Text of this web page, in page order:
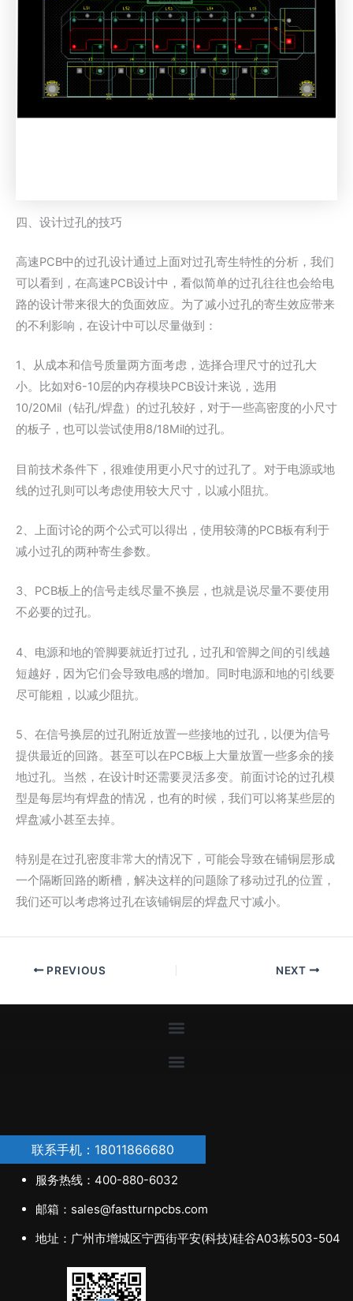
四、设计过孔的技巧
高速PCB中的过孔设计通过上面对过孔寄生特性的分析，我们
可以看到，在高速PCB设计中，看似简单的过孔往往也会给电
路的设计带来很大的负面效应。为了减小过孔的寄生效应带来
的不利影响，在设计中可以尽量做到：
1、从成本和信号质量两方面考虑，选择合理尺寸的过孔大
小。比如对6-10层的内存模块PCB设计来说，选用
10/20Mil（钻孔/焊盘）的过孔较好，对于一些高密度的小尺寸
的板子，也可以尝试使用8/18Mil的过孔。
目前技术条件下，很难使用更小尺寸的过孔了。对于电源或地
线的过孔则可以考虑使用较大尺寸，以减小阻抗。
2、上面讨论的两个公式可以得出，使用较薄的PCB板有利于
减小过孔的两种寄生参数。
3、PCB板上的信号走线尽量不换层，也就是说尽量不要使用
不必要的过孔。
4、电源和地的管脚要就近打过孔，过孔和管脚之间的引线越
短越好，因为它们会导致电感的增加。同时电源和地的引线要
尽可能粗，以减少阻抗。
5、在信号换层的过孔附近放置一些接地的过孔，以便为信号
提供最近的回路。甚至可以在PCB板上大量放置一些多余的接
地过孔。当然，在设计时还需要灵活多变。前面讨论的过孔模
型是每层均有焊盘的情况，也有的时候，我们可以将某些层的
焊盘减小甚至去掉。
特别是在过孔密度非常大的情况下，可能会导致在铺铜层形成
一个隔断回路的断槽，解决这样的问题除了移动过孔的位置，
我们还可以考虑将过孔在该铺铜层的焊盘尺寸减小。
PREVIOUS NEXT
联系手机：18011866680
服务热线：400-880-6032
邮箱：sales@fastturnpcbs.com
地址：广州市增城区宁西街平安(科技)硅谷A03栋503-504